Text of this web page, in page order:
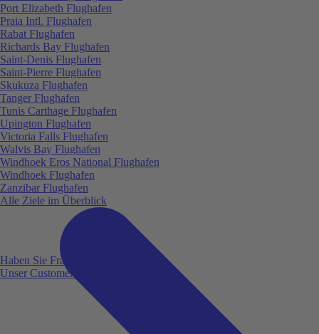
Haben Sie Fragen?
Unser Customer Service ist für Sie da!
Port Elizabeth Flughafen
Praia Intl. Flughafen
Rabat Flughafen
Richards Bay Flughafen
Saint-Denis Flughafen
Saint-Pierre Flughafen
Skukuza Flughafen
Tanger Flughafen
Tunis Carthage Flughafen
Upington Flughafen
Victoria Falls Flughafen
Walvis Bay Flughafen
Windhoek Eros National Flughafen
Windhoek Flughafen
Zanzibar Flughafen
Alle Ziele im Überblick